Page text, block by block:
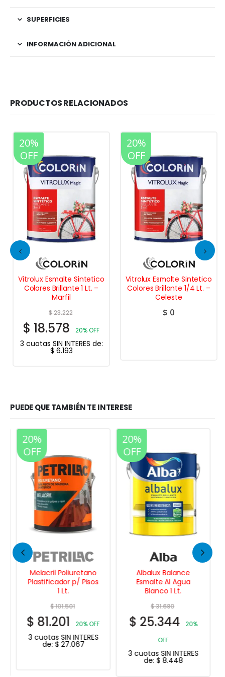
SUPERFICIES
INFORMACIÓN ADICIONAL
PRODUCTOS RELACIONADOS
20%
OFF
Vitrolux Esmalte Sintetico
Colores Brillante 1 Lt. –
Marfil
$23.222
$ 18.578 20% OFF
3 cuotas SIN INTERES de:
$ 6.193
20%
OFF
Vitrolux Esmalte Sintetico
Colores Brillante 1/4 Lt. –
Celeste
$ 0
PUEDE QUE TAMBIÉN TE INTERESE
20%
OFF
Melacril Poliuretano
Plastificador p/ Pisos
1 Lt.
$101.501
$ 81.201 20% OFF
3 cuotas SIN INTERES
de: $27.067
20%
OFF
Albalux Balance
Esmalte Al Agua
Blanco 1 Lt.
$31.680
$25.344
20%
OFF
3 cuotas SIN INTERES
de: $8.448